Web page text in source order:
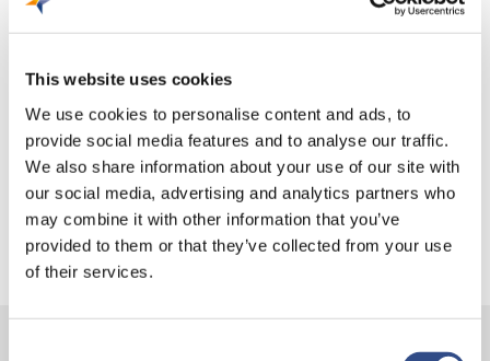
This website uses cookies
We use cookies to personalise content and ads, to
provide social media features and to analyse our traffic.
We also share information about your use of our site with
our social media, advertising and analytics partners who
may combine it with other information that you’ve
provided to them or that they’ve collected from your use
of their services.
vertrekken of landen vanaf een luchthaven. Een ATC-slot
andere rekening met de capaciteit in het luchtruim en
streven een zo optimale doorstroming van het
luchtverkeer na. Hierdoor kan het zijn dat vluchten later
mogen vertrekken dan ze eigenlijk gepland stonden.